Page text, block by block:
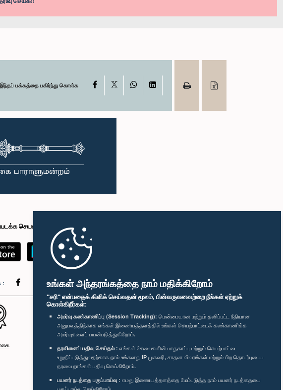
உங்கள் அந்தரங்கத்தை நாம் மதிக்கிறோம்
"சரி" என்பதைக் கிளிக் செய்வதன் மூலம், பின்வருவனவற்றை நீங்கள் ஏற்றுக்
கொள்கிறீர்கள்:
அமர்வு கண்காணிப்பு (Session Tracking): மென்மையான மற்றும் தனிப்பட்ட ரீதியான
அனுபவத்திற்காக எங்கள் இணையத்தளத்தில் உங்கள் செயற்பாட்டைக் கண்காணிக்க
அமர்வுகளைப் பயன்படுத்துகிறோம்.
தரவினைப் பதிவு செய்தல் : எங்கள் சேவைகளின் பாதுகாப்பு மற்றும் செயற்பாட்டை
உறுதிப்படுத்துவதற்காக நாம் உங்களது IP முகவரி, சாதன விவரங்கள் மற்றும் பிற தொடர்புடைய
தரவை நாங்கள் பதிவு செய்கிறோம்.
பயனர் நடத்தை பகுப்பாய்வு : எமது இணையத்தளத்தை மேம்படுத்த நாம் பயனர் நடத்தையை
இந்தப் பக்கத்தை பகிர்ந்து கொள்க Facebook WhatsAppLinkedIn
செயலி
: